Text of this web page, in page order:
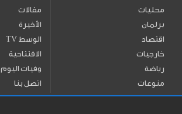
محليات
برلمان
اقتصاد
خارجيات
رياضة
منوعات
مقالات
الأخيرة
TV الوسط
الافتتاحية
وفيات اليوم
اتصل بنا